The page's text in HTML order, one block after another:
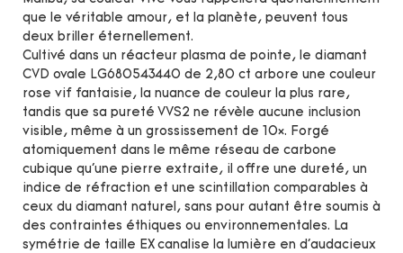
que le véritable amour, et la planète, peuvent tous
deux briller éternellement.
Cultivé dans un réacteur plasma de pointe, le diamant
CVD ovale LG680543440 de 2,80 ct arbore une couleur
rose vif fantaisie, la nuance de couleur la plus rare,
tandis que sa pureté VVS2 ne révèle aucune inclusion
visible, même à un grossissement de 10×. Forgé
atomiquement dans le même réseau de carbone
cubique qu'une pierre extraite, il offre une dureté, un
indice de réfraction et une scintillation comparables à
ceux du diamant naturel, sans pour autant être soumis à
des contraintes éthiques ou environnementales. La
symétrie de taille EX canalise la lumière en d'audacieux